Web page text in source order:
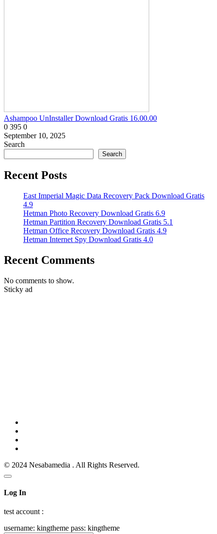
Ashampoo UnInstaller Download Gratis 16.00.00
0 395 0
September 10, 2025
Search
Search
Recent Posts
East Imperial Magic Data Recovery Pack Download Gratis
4.9
Hetman Photo Recovery Download Gratis 6.9
Hetman Partition Recovery Download Gratis 5.1
Hetman Office Recovery Download Gratis 4.9
Hetman Internet Spy Download Gratis 4.0
Recent Comments
No comments to show.
Sticky ad
© 2024 Nesabamedia . All Rights Reserved.
Log In
test account :
username: kingtheme pass: kingtheme